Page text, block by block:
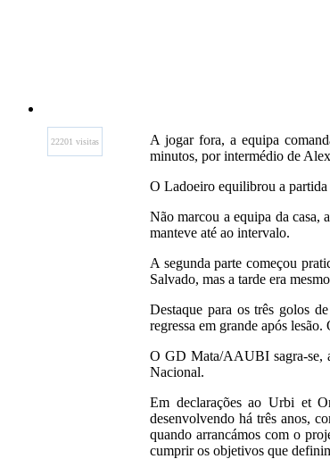
22201 visitas
A jogar fora, a equipa
minutos, por intermédio de
O Ladoeiro equilibrou a partida
Não marcou a equipa da
manteve até ao intervalo.
A segunda parte começou
Salvado, mas a tarde era
Destaque para os três golos
regressa em grande após
O GD Mata/AAUBI sagra-se,
Nacional.
Em declarações ao Urbi et
desenvolvendo há três anos,
quando arrancámos com o
cumprir os objetivos que